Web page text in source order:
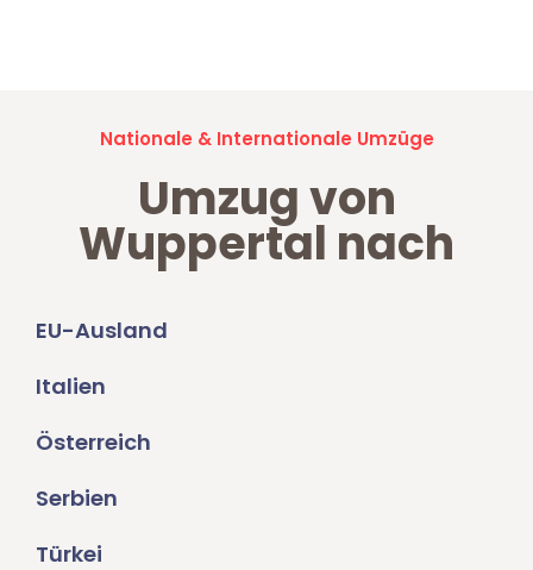
Nationale & Internationale Umzüge
Umzug von
Wuppertal nach
EU-Ausland
Italien
Österreich
Serbien
Türkei